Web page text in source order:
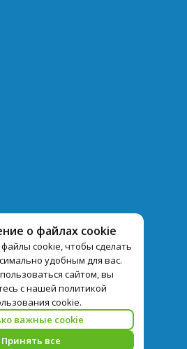
о файлах cookie
cookie, чтобы сделать
удобным для вас.
сайтом, вы
с нашей политикой
cookie.
важные cookie
Принять все